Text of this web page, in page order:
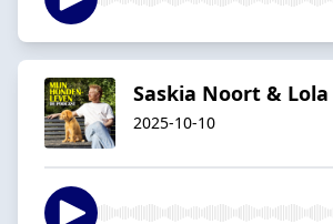
Saskia Noort & Lola
2025-10-10